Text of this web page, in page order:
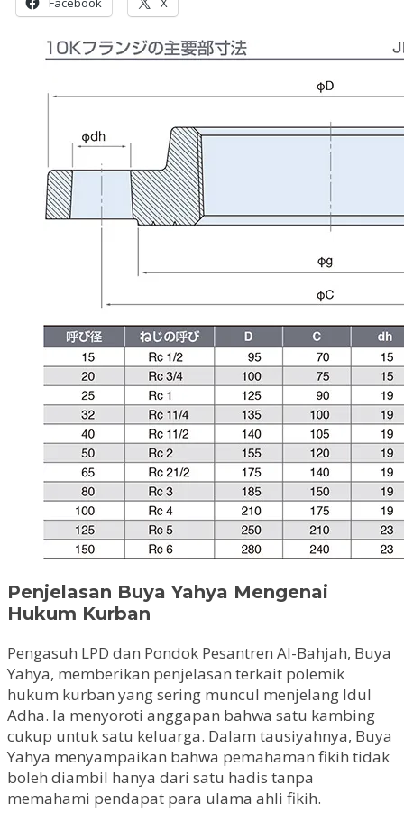
Penjelasan Buya Yahya Mengenai
Hukum Kurban
Pengasuh LPD dan Pondok Pesantren Al-Bahjah, Buya
Yahya, memberikan penjelasan terkait polemik
hukum kurban yang sering muncul menjelang Idul
Adha. Ia menyoroti anggapan bahwa satu kambing
cukup untuk satu keluarga. Dalam tausiyahnya, Buya
Yahya menyampaikan bahwa pemahaman fikih tidak
boleh diambil hanya dari satu hadis tanpa
memahami pendapat para ulama ahli fikih.